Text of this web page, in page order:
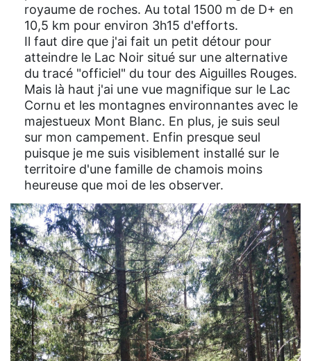
royaume de roches. Au total 1500 m de D+ en
10,5 km pour environ 3h15 d'efforts.
Il faut dire que j'ai fait un petit détour pour
atteindre le Lac Noir situé sur une alternative
du tracé "officiel" du tour des Aiguilles Rouges.
Mais là haut j'ai une vue magnifique sur le Lac
Cornu et les montagnes environnantes avec le
majestueux Mont Blanc. En plus, je suis seul
sur mon campement. Enfin presque seul
puisque je me suis visiblement installé sur le
territoire d'une famille de chamois moins
heureuse que moi de les observer.